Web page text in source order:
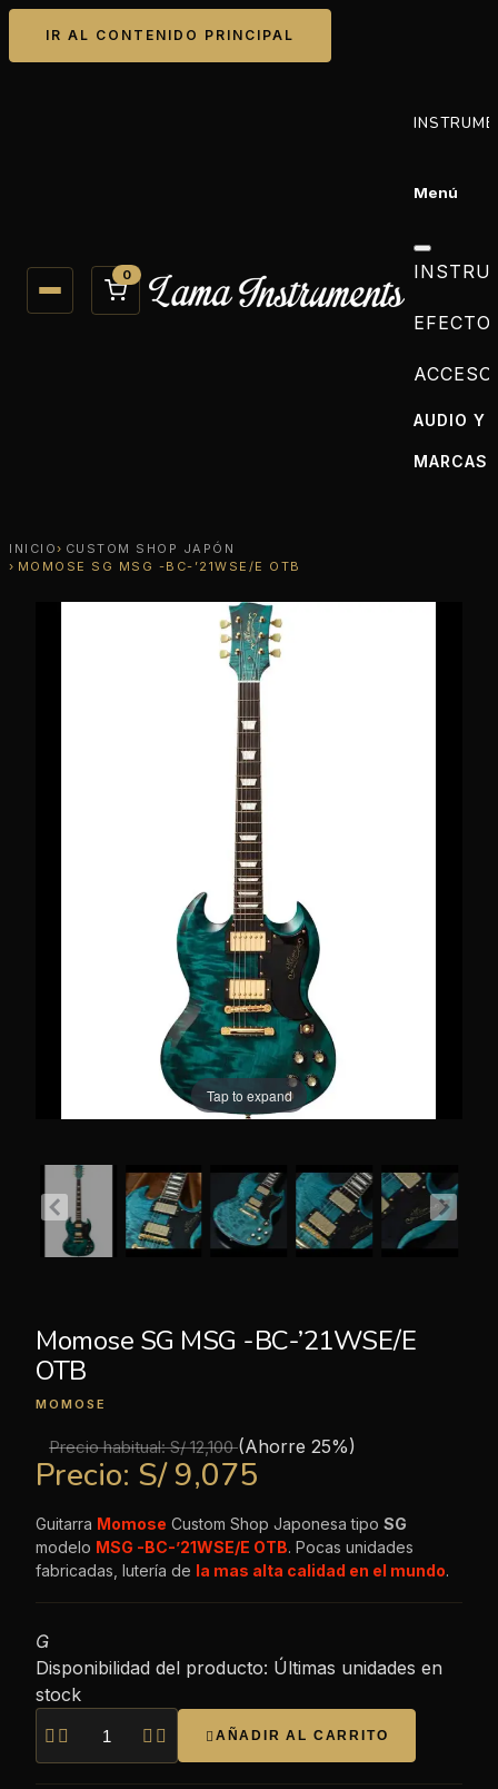
IR AL CONTENIDO PRINCIPAL
0
Menú
AUDIO Y
MARCAS
INICIO
CUSTOM SHOP JAPÓN
MOMOSE SG MSG -BC-’21WSE/E OTB
Tap to expand
Momose SG MSG -BC-’21WSE/E
OTB
MOMOSE
Precio habitual:S/ 12,100(Ahorre 25%)
Precio: S/ 9,075
Guitarra Momose Custom Shop Japonesa tipo SG
modelo MSG -BC-’21WSE/E OTB. Pocas unidades
fabricadas, lutería de la mas alta calidad en el mundo.

Disponibilidad del producto: Últimas unidades en
stock
     AÑADIR AL CARRITO